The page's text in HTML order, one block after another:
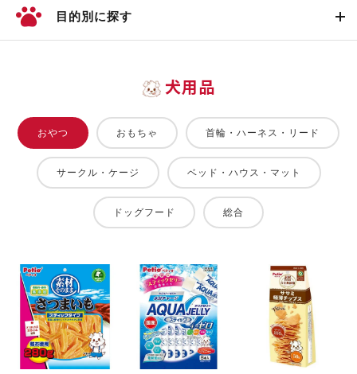
目的別に探す
犬用品
おやつ おもちゃ 首輪・ハーネス・リード
サークル・ケージ ベッド・ハウス・マット
ドッグフード 総合